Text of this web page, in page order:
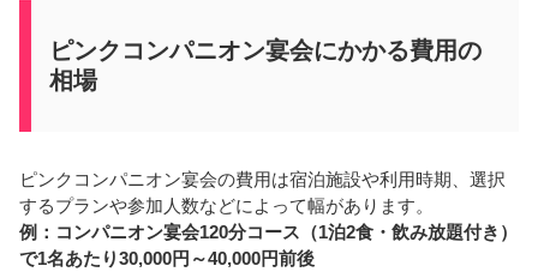
ピンクコンパニオン宴会にかかる費用の
相場
ピンクコンパニオン宴会の費用は宿泊施設や利用時期、選択
するプランや参加人数などによって幅があります。
例：コンパニオン宴会120分コース（1泊2食・飲み放題付き）
で1名あたり30,000円～40,000円前後